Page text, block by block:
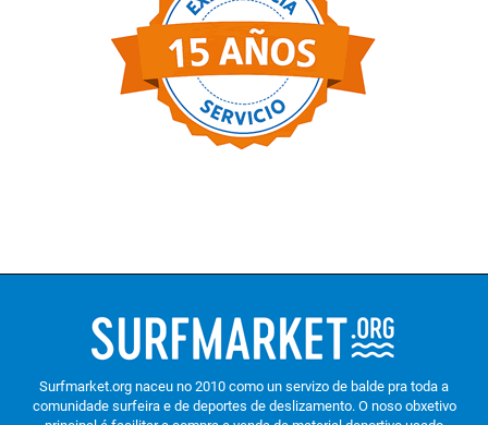
Surfmarket.org naceu no 2010 como un servizo de balde pra toda a
comunidade surfeira e de deportes de deslizamento. O noso obxetivo